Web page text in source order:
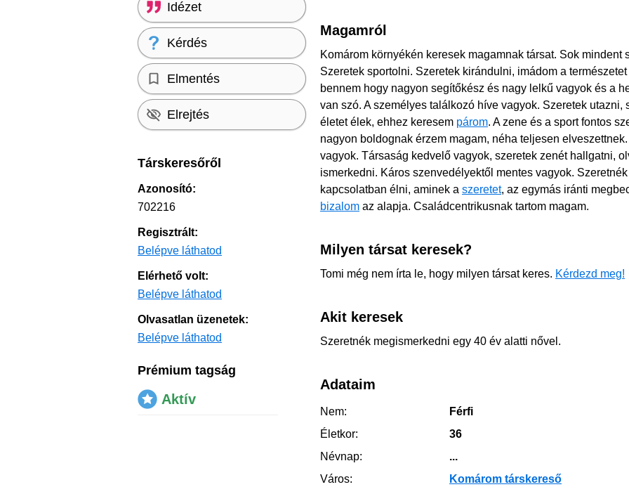
Magamról
Komárom környékén keresek magamnak társat. Sok mindent
Szeretek sportolni. Szeretek kirándulni, imádom a
bennem hogy nagyon segítőkész és nagy lelkű vagyok és a
van szó. A személyes találkozó híve vagyok. Szeretek utazni,
életet élek, ehhez keresem párom. A zene és a sport fontos
nagyon boldognak érzem magam, néha teljesen
vagyok. Társaság kedvelő vagyok, szeretek zenét hallgatni,
ismerkedni. Káros szenvedélyektől mentes vagyok.
kapcsolatban élni, aminek a szeretet, az egymás iránti
bizalom az alapja. Családcentrikusnak tartom magam.
Milyen társat keresek?
Tomi még nem írta le, hogy milyen társat keres. Kérdezd meg!
Akit keresek
Szeretnék megismerkedni egy 40 év alatti nővel.
Adataim
Nem:
Férfi
Életkor:
36
Névnap:
...
Város:
Komárom társkereső
Idézet
Kérdés
Elmentés
Elrejtés
Társkeresőről
Azonosító:
702216
Regisztrált:
Belépve láthatod
Elérhető volt:
Belépve láthatod
Olvasatlan üzenetek:
Belépve láthatod
Prémium tagság
Aktív